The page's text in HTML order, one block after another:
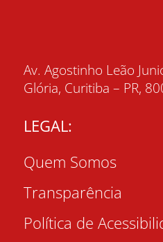
Av. Agostinho Leão
Glória, Curitiba – PR,
LEGAL:
Quem Somos
Transparência
Política de